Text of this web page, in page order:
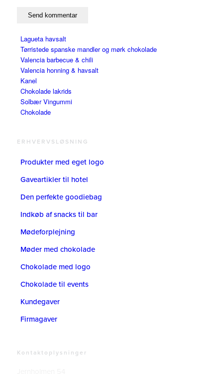
Lagueta havsalt
Tørristede spanske mandler og mørk chokolade
Valencia barbecue & chili
Valencia honning & havsalt
Kanel
Chokolade lakrids
Solbær Vingummi
Chokolade
ERHVERVSLØSNING
Produkter med eget logo
Gaveartikler til hotel
Den perfekte goodiebag
Indkøb af snacks til bar
Mødeforplejning
Møder med chokolade
Chokolade med logo
Chokolade til events
Kundegaver
Firmagaver
Kontaktoplysninger